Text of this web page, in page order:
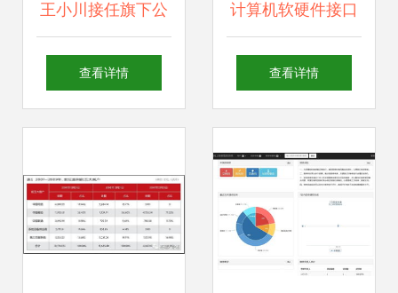
王小川接任旗下公
司，技术驱动战略
查看详情
计算机软硬件接口
桥接数字与物理世
查看详情